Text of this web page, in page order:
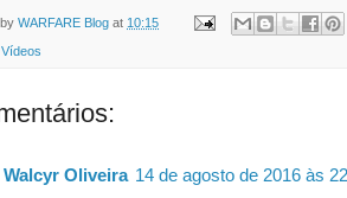
WARFARE Blog at 10:15
Vídeos
Walcyr Oliveira 14 de agosto de 2016 às